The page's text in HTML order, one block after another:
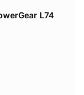
L74